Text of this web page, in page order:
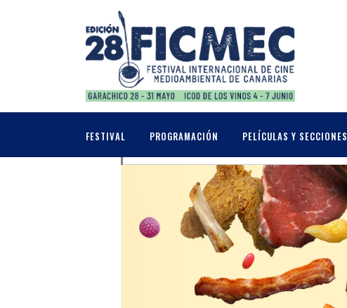
FESTIVAL PROGRAMACIÓN PELÍCULAS Y SECCIONES
OCTUBRE, 2020